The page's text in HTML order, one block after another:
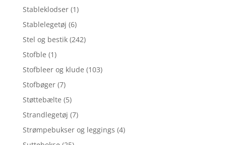
Stableklodser (1)
Stablelegetøj (6)
Stel og bestik (242)
Stofble (1)
Stofbleer og klude (103)
Stofbøger (7)
Støttebælte (5)
Strandlegetøj (7)
Strømpebukser og leggings (4)